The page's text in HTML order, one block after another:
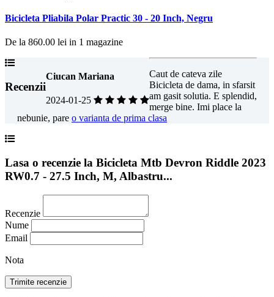
Bicicleta Pliabila Polar Practic 30 - 20 Inch, Negru
De la 860.00 lei in 1 magazine
Recenzii
Ciucan Mariana
2024-01-25
Caut de cateva zile
Bicicleta de dama, in sfarsit
am gasit solutia. E splendid,
merge bine. Imi place la
nebunie, pare o varianta de prima clasa
Lasa o recenzie la Bicicleta Mtb Devron Riddle 2023
RW0.7 - 27.5 Inch, M, Albastru...
Recenzie
Nume
Email
Nota